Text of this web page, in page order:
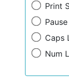
Print
Caps
Num